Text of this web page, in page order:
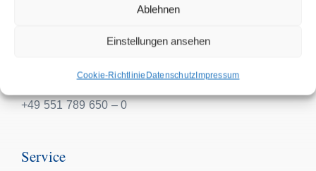
Ablehnen
Einstellungen ansehen
Cookie-RichtlinieDatenschutzImpressum
+49 551 789 650 – 0
Service